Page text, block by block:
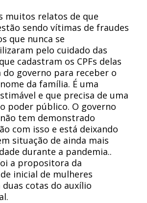
muitos relatos de que
sendo vítimas de fraudes
que nunca se
pelo cuidado das
cadastram os CPFs delas
do governo para receber o
da família. É uma
e que precisa de uma
poder público. O governo
tem demonstrado
com isso e está deixando
situação de ainda mais
durante a pandemia..
a propositora da
inicial de mulheres
duas cotas do auxílio